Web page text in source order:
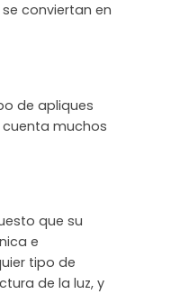
conviertan en
de apliques
muchos
que su
e
tipo de
de la luz, y